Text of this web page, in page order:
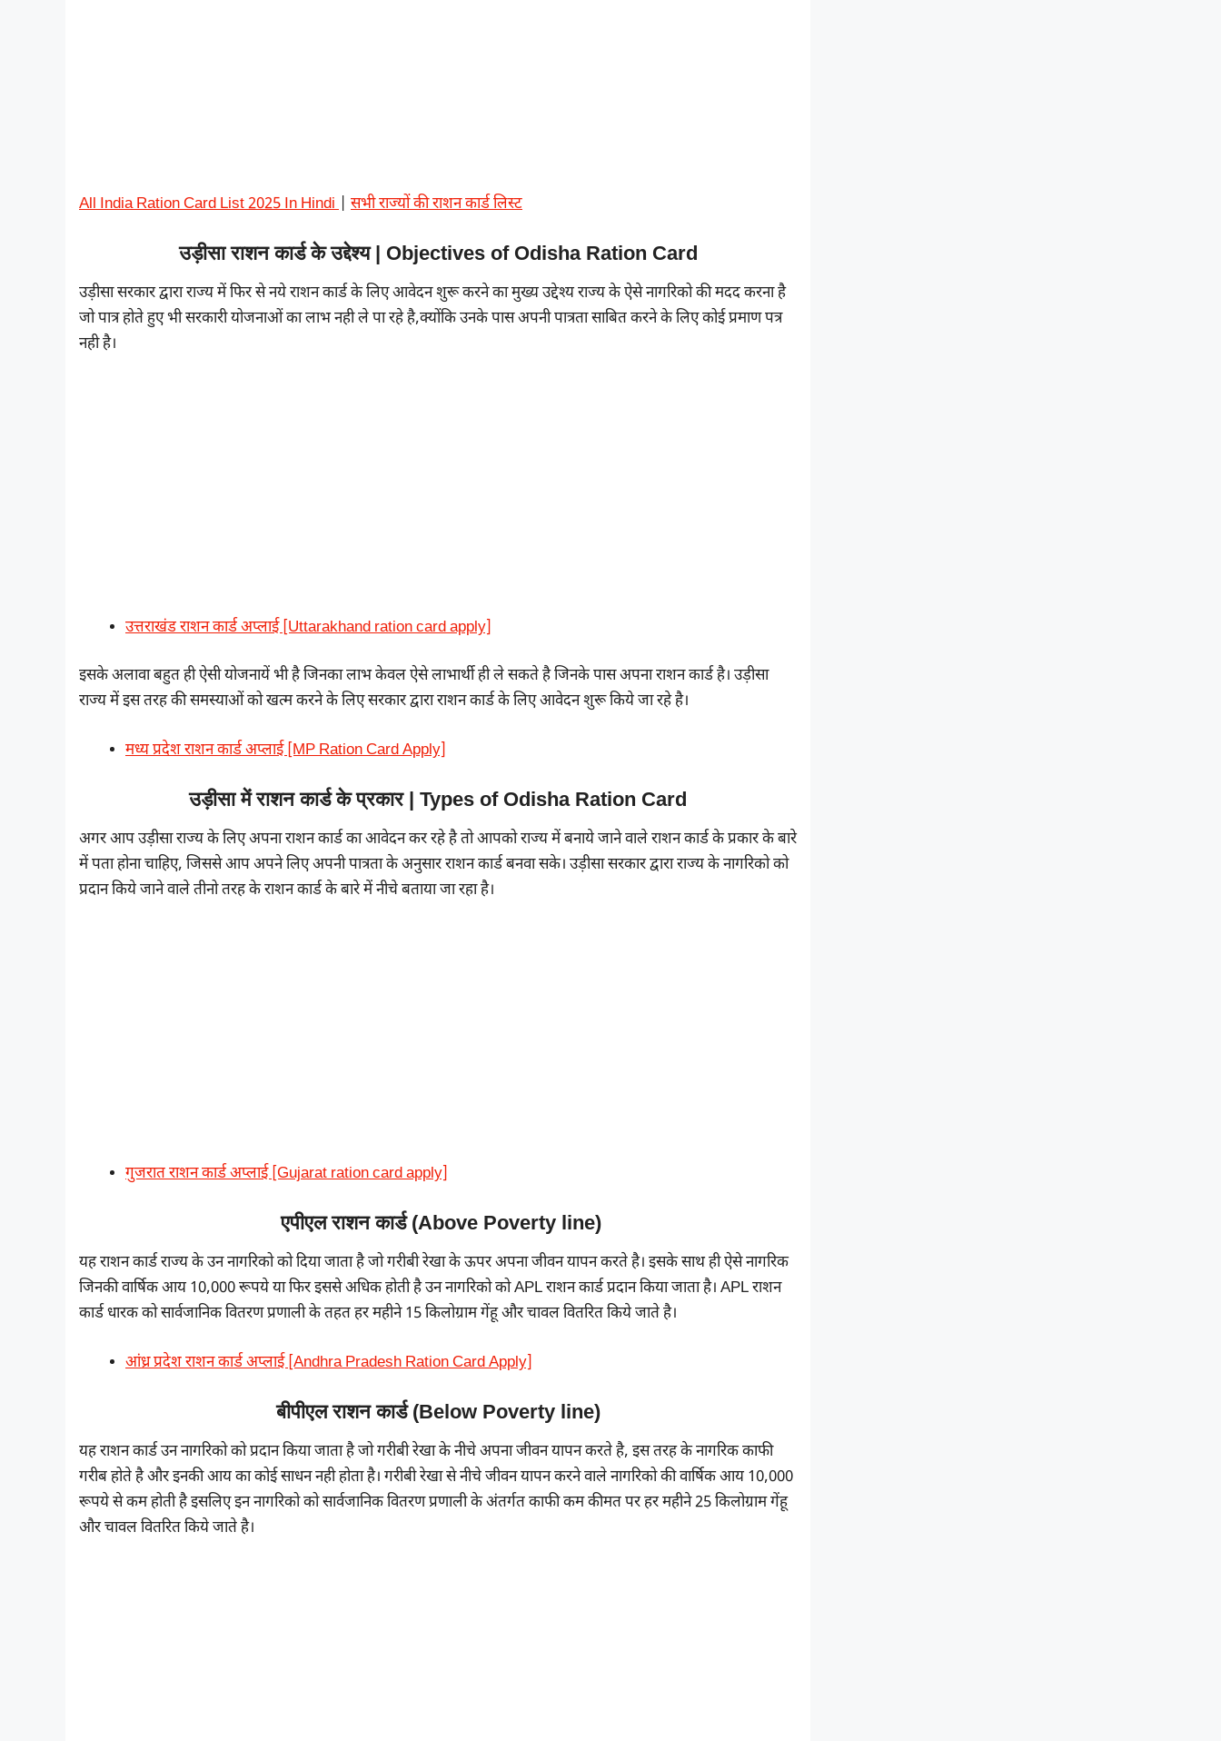
All India Ration Card List 2025 In Hindi सभी राज्यों की राशन कार्ड लिस्ट
उड़ीसा राशन कार्ड के उद्देश्य | Objectives of Odisha Ration Card
उड़ीसा सरकार द्वारा राज्य में फिर से नये राशन कार्ड के लिए आवेदन शुरू करने का मुख्य उद्देश्य राज्य के ऐसे नागरिको की मदद करना है
जो पात्र होते हुए भी सरकारी योजनाओं का लाभ नही ले पा रहे है,क्योंकि उनके पास अपनी पात्रता साबित करने के लिए कोई प्रमाण पत्र
नही है।
उत्तराखंड राशन कार्ड अप्लाई [Uttarakhand ration card apply]
इसके अलावा बहुत ही ऐसी योजनायें भी है जिनका लाभ केवल ऐसे लाभार्थी ही ले सकते है जिनके पास अपना राशन कार्ड है। उड़ीसा
राज्य में इस तरह की समस्याओं को खत्म करने के लिए सरकार द्वारा राशन कार्ड के लिए आवेदन शुरू किये जा रहे है।
मध्य प्रदेश राशन कार्ड अप्लाई [MP Ration Card Apply]
उड़ीसा में राशन कार्ड के प्रकार | Types of Odisha Ration Card
अगर आप उड़ीसा राज्य के लिए अपना राशन कार्ड का आवेदन कर रहे है तो आपको राज्य में बनाये जाने वाले राशन कार्ड के प्रकार के बारे
में पता होना चाहिए, जिससे आप अपने लिए अपनी पात्रता के अनुसार राशन कार्ड बनवा सके। उड़ीसा सरकार द्वारा राज्य के नागरिको को
प्रदान किये जाने वाले तीनो तरह के राशन कार्ड के बारे में नीचे बताया जा रहा है।
गुजरात राशन कार्ड अप्लाई [Gujarat ration card apply]
एपीएल राशन कार्ड (Above Poverty line)
यह राशन कार्ड राज्य के उन नागरिको को दिया जाता है जो गरीबी रेखा के ऊपर अपना जीवन यापन करते है। इसके साथ ही ऐसे नागरिक
जिनकी वार्षिक आय 10,000 रूपये या फिर इससे अधिक होती है उन नागरिको को APL राशन कार्ड प्रदान किया जाता है। APL राशन
कार्ड धारक को सार्वजानिक वितरण प्रणाली के तहत हर महीने 15 किलोग्राम गेंहू और चावल वितरित किये जाते है।
आंध्र प्रदेश राशन कार्ड अप्लाई [Andhra Pradesh Ration Card Apply]
बीपीएल राशन कार्ड (Below Poverty line)
यह राशन कार्ड उन नागरिको को प्रदान किया जाता है जो गरीबी रेखा के नीचे अपना जीवन यापन करते है, इस तरह के नागरिक काफी
गरीब होते है और इनकी आय का कोई साधन नही होता है। गरीबी रेखा से नीचे जीवन यापन करने वाले नागरिको की वार्षिक आय 10,000
रूपये से कम होती है इसलिए इन नागरिको को सार्वजानिक वितरण प्रणाली के अंतर्गत काफी कम कीमत पर हर महीने 25 किलोग्राम गेंहू
और चावल वितरित किये जाते है।